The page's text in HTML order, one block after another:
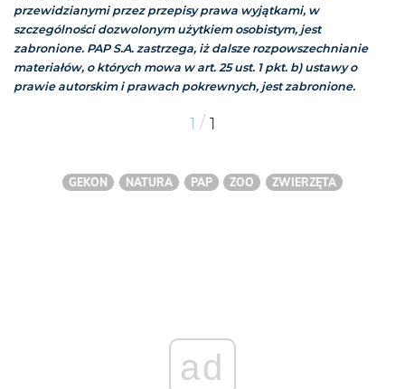
przewidzianymi przez przepisy prawa wyjątkami, w
szczególności dozwolonym użytkiem osobistym, jest
zabronione. PAP S.A. zastrzega, iż dalsze rozpowszechnianie
materiałów, o których mowa w art. 25 ust. 1 pkt. b) ustawy o
prawie autorskim i prawach pokrewnych, jest zabronione.
1 / 1
GEKON NATURA PAP ZOO ZWIERZĘTA
ad